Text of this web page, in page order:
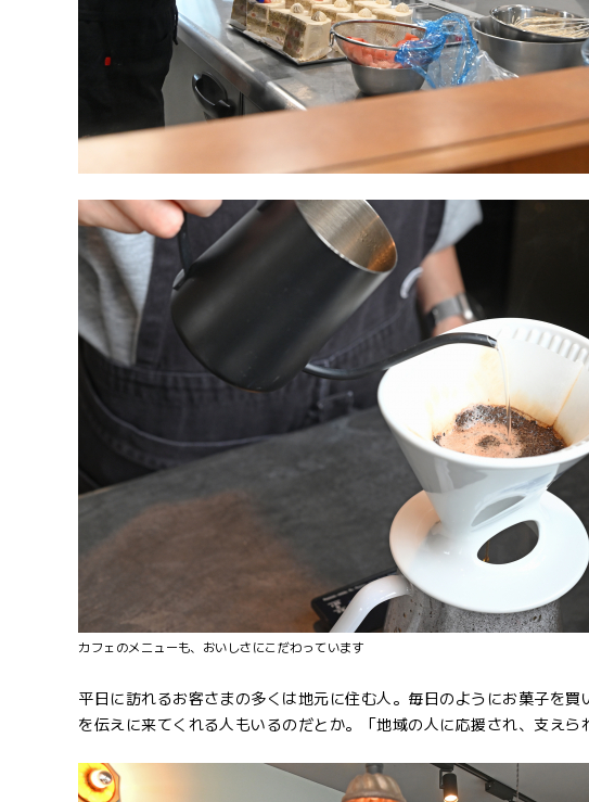
カフェのメニューも、おいしさにこだわっています
平日に訪れるお客さまの多くは地元に住む人。毎日のようにお菓子を
を伝えに来てくれる人もいるのだとか。「地域の人に応援され、支えら